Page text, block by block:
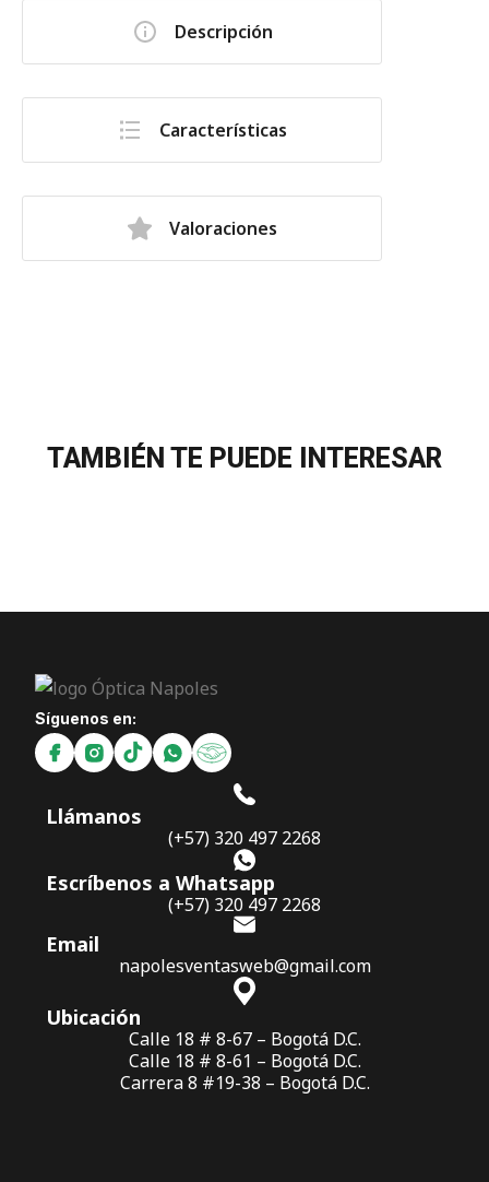
Descripción
Características
Valoraciones
TAMBIÉN TE PUEDE INTERESAR
Síguenos en:
Llámanos
(+57) 320 497 2268
Escríbenos a Whatsapp
(+57) 320 497 2268
Email
napolesventasweb@gmail.com
Ubicación
Calle 18 # 8-67 – Bogotá D.C.
Calle 18 # 8-61 – Bogotá D.C.
Carrera 8 #19-38 – Bogotá D.C.